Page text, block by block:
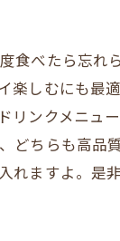
食べたら忘れ
しむにも最
ンクメニュ
どちらも高品
れますよ。是